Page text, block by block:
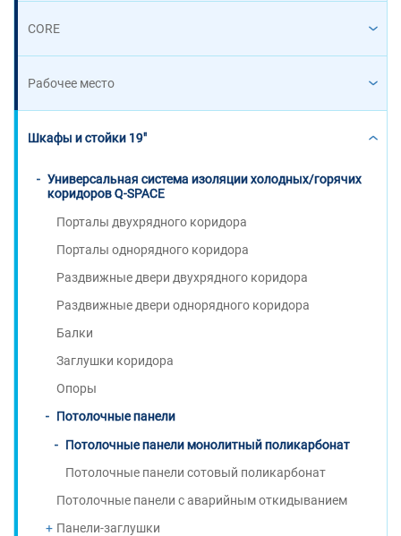
CORE
Рабочее место
Шкафы и стойки 19"
Универсальная система изоляции холодных/горячих
коридоров Q-SPACE
Порталы двухрядного коридора
Порталы однорядного коридора
Раздвижные двери двухрядного коридора
Раздвижные двери однорядного коридора
Балки
Заглушки коридора
Опоры
Потолочные панели
Потолочные панели монолитный поликарбонат
Потолочные панели сотовый поликарбонат
Потолочные панели с аварийным откидыванием
Панели-заглушки